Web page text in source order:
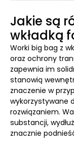
Jakie są
wkładką
Worki big bag z
oraz ochrony
zapewnia im
stanowią
znaczenie w
wykorzystywane
rozwiązaniem.
substancji,
znacznie